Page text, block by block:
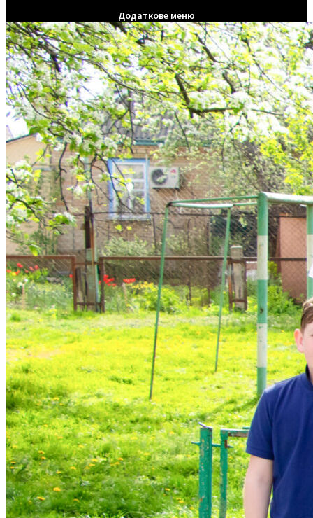
Додаткове меню